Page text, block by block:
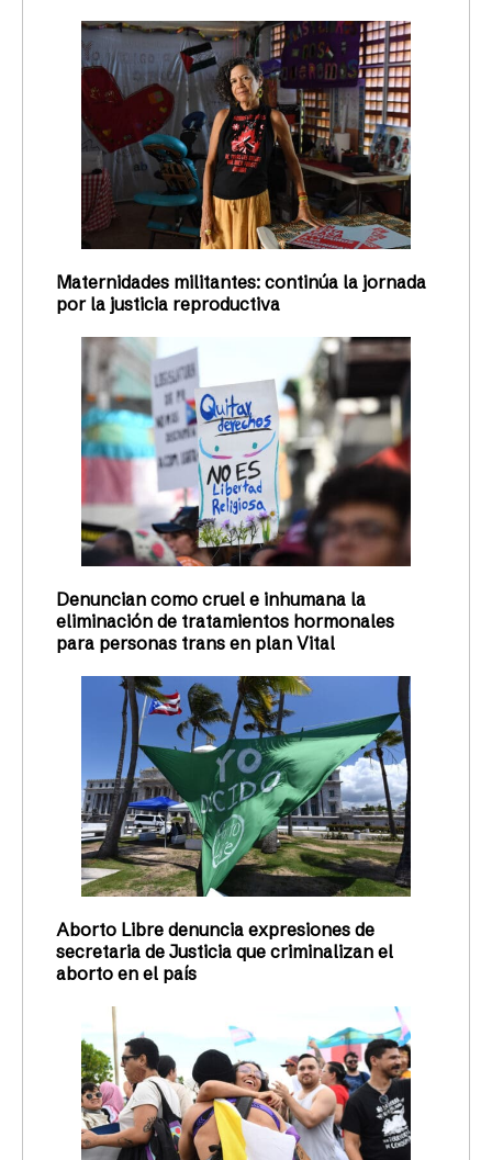
Maternidades militantes: continúa la jornada
por la justicia reproductiva
Denuncian como cruel e inhumana la
eliminación de tratamientos hormonales
para personas trans en plan Vital
Aborto Libre denuncia expresiones de
secretaria de Justicia que criminalizan el
aborto en el país